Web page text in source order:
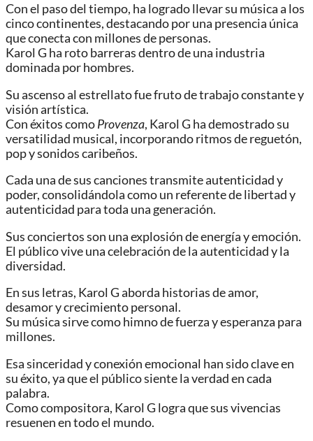
Con el paso del tiempo, ha logrado llevar su música a los
cinco continentes, destacando por una presencia única
que conecta con millones de personas.
Karol G ha roto barreras dentro de una industria
dominada por hombres.
Su ascenso al estrellato fue fruto de trabajo constante y
visión artística.
Con éxitos comoProvenza, Karol G ha demostrado su
versatilidad musical, incorporando ritmos de reguetón,
pop y sonidos caribeños.
Cada una de sus canciones transmite autenticidad y
poder, consolidándola como un referente de libertad y
autenticidad para toda una generación.
Sus conciertos son una explosión de energía y emoción.
El público vive una celebración de la autenticidad y la
diversidad.
En sus letras, Karol G aborda historias de amor,
desamor y crecimiento personal.
Su música sirve como himno de fuerza y esperanza para
millones.
Esa sinceridad y conexión emocional han sido clave en
su éxito, ya que el público siente la verdad en cada
palabra.
Como compositora, Karol G logra que sus vivencias
resuenen en todo el mundo.